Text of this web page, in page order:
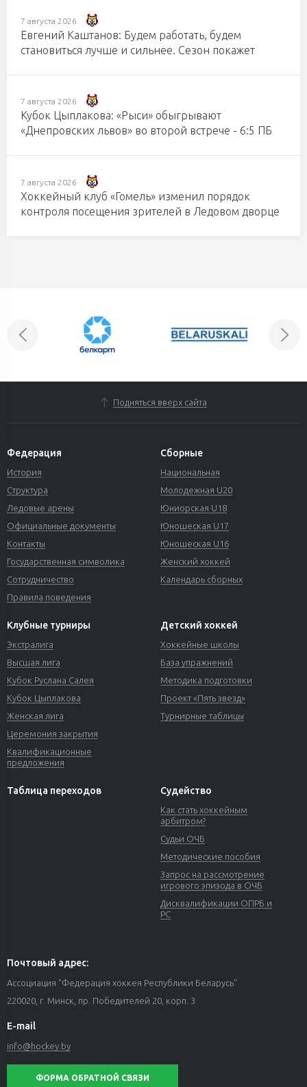
7 августа 2026
Евгений Каштанов: Будем работать, будем
становиться лучше и сильнее. Сезон покажет
7 августа 2026
Кубок Цыплакова: «Рыси» обыгрывают
«Днепровских львов» во второй встрече - 6:5 ПБ
7 августа 2026
Хоккейный клуб «Гомель» изменил порядок
контроля посещения зрителей в Ледовом дворце
Подняться вверх сайта
Федерация
История
Структура
Ледовые арены
Официальные документы
Контакты
Государственная символика
Сотрудничество
Правила поведения
Сборные
Национальная
Молодежная U20
Юниорская U18
Юношеская U17
Юношеская U16
Женский хоккей
Календарь сборных
Клубные турниры
Экстралига
Высшая лига
Кубок Руслана Салея
Кубок Цыплакова
Женская лига
Церемония закрытия
Квалификационные
предложения
Детский хоккей
Хоккейные школы
База упражнений
Методика подготовки
Проект «Пять звезд»
Турнирные таблицы
Таблица переходов Судейство
Как стать хоккейным
арбитром?
Судьи ОЧБ
Методические пособия
Запрос на рассмотрение
игрового эпизода в ОЧБ
Дисквалификации ОПРБ и
РС
Почтовый адрес:
Ассоциация "Федерация хоккея Республики Беларусь"
220020, г. Минск, пр. Победителей 20, корп. 3
E-mail
info@hockey.by
ФОРМА ОБРАТНОЙ СВЯЗИ